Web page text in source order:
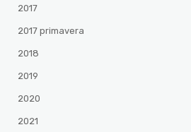
2017
2017 primavera
2018
2019
2020
2021